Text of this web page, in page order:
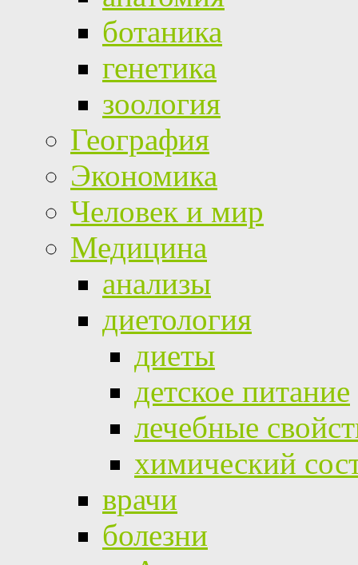
ботаника
генетика
зоология
География
Экономика
Человек и мир
Медицина
анализы
диетология
диеты
детское питание
лечебные
химический
врачи
болезни